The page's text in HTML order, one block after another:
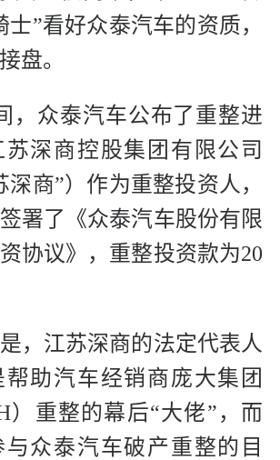
士”看好众泰汽车的资质，
盘。
，众泰汽车公布了重整进
深商控股集团有限公司
深商”）作为重整投资人，
署了《众泰汽车股份有限
协议》，重整投资款为20
，江苏深商的法定代表人
助汽车经销商庞大集团
）重整的幕后“大佬”，而
众泰汽车破产重整的目